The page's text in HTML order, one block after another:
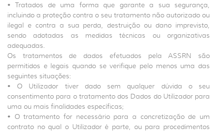
• Tratados de uma forma que garante a sua segurança,
incluindo a proteção contra o seu tratamento não autorizado ou
ilegal e contra a sua perda, destruição ou dano imprevisto,
sendo adotadas as medidas técnicas ou organizativas
adequadas.
Os tratamentos de dados efetuados pela ASSRN são
permitidos e legais quando se verifique pelo menos uma das
seguintes situações:
• O Utilizador tiver dado sem qualquer dúvida o seu
consentimento para o tratamento dos Dados do Utilizador para
uma ou mais finalidades específicas;
• O tratamento for necessário para a concretização de um
contrato no qual o Utilizador é parte, ou para procedimentos